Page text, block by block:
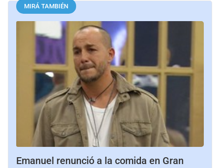
MIRÁ TAMBIÉN
Emanuel renunció a la comida en Gran